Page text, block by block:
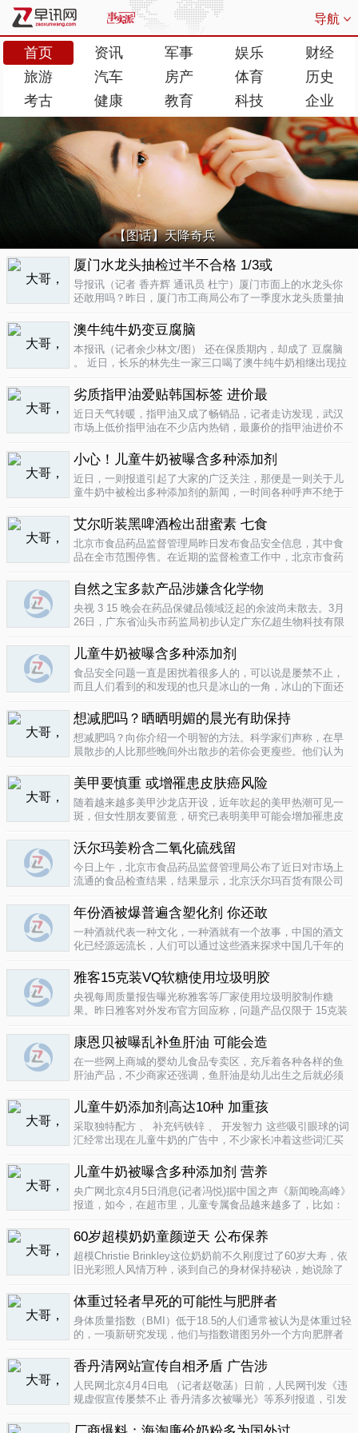
导航
首页 资讯 军事 娱乐
财经
旅游
汽车 房产 体育
历史
考古
健康 教育 科技 企业
【图话】天降奇兵
厦门水龙头抽检过半不合格 1/3或
导报讯（记者 香卉辉 通讯员 杜宁）厦门市面上的水龙头你
还敢用吗？昨日，厦门市工商局公布了一季度水龙头质量抽
批次不合格原因是会产生剧毒。不合格率53.3%涉及多个品
牌据介绍，厦门市工商局今..
澳牛纯牛奶变豆腐脑
本报讯（记者余少林文/图） 还在保质期内，却成了 豆腐脑
。 近日，长乐的林先生一家三口喝了澳牛纯牛奶相继出现拉
纯牛奶并 不纯 ，呈凝固状，像酸奶。昨日上午，林先生向长
乐工商局12315投..
劣质指甲油爱贴韩国标签 进价最
近日天气转暖，指甲油又成了畅销品，记者走访发现，武汉
市场上低价指甲油在不少店内热销，最廉价的指甲油进价不
渡桥夜市上，不少摊位都有五颜六色的指甲油摆卖。 韩国进
口指甲油只要9元，另一个韩国..
小心！儿童牛奶被曝含多种添加剂
近日，一则报道引起了大家的广泛关注，那便是一则关于儿
童牛奶中被检出多种添加剂的新闻，一时间各种呼声不绝于
慌。 每天一斤奶，强壮中国人 ，到底让儿童强壮起来的是牛
奶，还是添加剂？超市中的儿童牛..
艾尔听装黑啤酒检出甜蜜素 七食
北京市食品药品监督管理局昨日发布食品安全信息，其中食
品在全市范围停售。在近期的监督检查工作中，北京市食药
带集团北京蓝宝酒业有限公司生产的 艾尔 听装黑啤酒，检出
不得检出的甜蜜素。北京市..
自然之宝多款产品涉嫌含化学物
央视 3 15 晚会在药品保健品领域泛起的余波尚未散去。3月
26日，广东省汕头市药监局初步认定广东亿超生物科技有限
已涉嫌构成生产销售伪劣产品罪，决定将案件移送汕头市公
安局依法查处。亿..
儿童牛奶被曝含多种添加剂
食品安全问题一直是困扰着很多人的，可以说是屡禁不止，
而且人们看到的和发现的也只是冰山的一角，冰山的下面还
中国家向发达国家进展的过程中的必经之路吧，但是，人们
要为这种发展付出一定的代价，尤其..
想减肥吗？晒晒明媚的晨光有助保持
想减肥吗？向你介绍一个明智的方法。科学家们声称，在早
晨散步的人比那些晚间外出散步的若你会更瘦些。他们认为
国研究人员让54名男性和女性研究参与者在手腕上戴上监控
器，记录他们在一个星期内晒太阳..
美甲要慎重 或增罹患皮肤癌风险
随着越来越多美甲沙龙店开设，近年吹起的美甲热潮可见一
斑，但女性朋友要留意，研究已表明美甲可能会增加罹患皮
美甲很受欢迎是因为它可以防止指甲断裂。但专家表示，美
甲过程中用以硬化凝胶的光疗..
沃尔玛姜粉含二氧化硫残留
今日上午，北京市食品药品监督管理局公布了近日对市场上
流通的食品检查结果，结果显示，北京沃尔玛百货有限公司
款小食品甜蜜素超标。二氧化硫在我国禁止用于姜粉这类食
物，据市食药监局食品安全专家介绍..
年份酒被爆普遍含塑化剂 你还敢
一种酒就代表一种文化，一种酒就有一个故事，中国的酒文
化已经源远流长，人们可以通过这些酒来探求中国几千年的
有害又不能完全戒掉的原因，因为酒已经不只是一种可以喝
的饮品那么简单，就像茶一样有很厚..
雅客15克装VQ软糖使用垃圾明胶
央视每周质量报告曝光称雅客等厂家使用垃圾明胶制作糖
果。昨日雅客对外发布官方回应称，问题产品仅限于 15克装
生产该产品，并将嘉利达明胶原料全部封存。对已上市流通
产品，雅客表示已于3月15..
康恩贝被曝乱补鱼肝油 可能会造
在一些网上商城的婴幼儿食品专卖区，充斥着各种各样的鱼
肝油产品，不少商家还强调，鱼肝油是幼儿出生之后就必须
孩子服用鱼肝油。而实际上，以食品身份出现的鱼肝油是药
品，过量补充会对孩子产生伤害。在..
儿童牛奶添加剂高达10种 加重孩
采取独特配方 、 补充钙铁锌 、 开发智力 这些吸引眼球的词
汇经常出现在儿童牛奶的广告中，不少家长冲着这些词汇买
示，孩子应该尽量少喝。超市儿童牛奶添加剂高达10种昨
天，重庆晨报记者在杨家坪..
儿童牛奶被曝含多种添加剂 营养
央广网北京4月5日消息(记者冯悦)据中国之声《新闻晚高峰》
报道，如今，在超市里，儿童专属食品越来越多了，比如：
非常独特，因此，备受孩子们和家长的喜爱。然而，一些营
养专家指出，儿童牛奶比普通..
60岁超模奶奶童颜逆天 公布保养
超模Christie Brinkley这位奶奶前不久刚度过了60岁大寿，依
旧光彩照人风情万种，谈到自己的身材保持秘诀，她说除了
外，从12岁开始她就是个素食主义者，早餐吃燕麦粥加果
酱，午餐豆子..
体重过轻者早死的可能性与肥胖者
身体质量指数（BMI）低于18.5的人们通常被认为是体重过轻
的，一项新研究发现，他们与指数谱图另外一个方向肥胖者
（如果是粗略的）整体健康指标的可靠性。这个测量值反映
一个人的高度与重量的比..
香丹清网站宣传自相矛盾 广告涉
人民网北京4月4日电 （记者赵敬菡）日前，人民网刊发《违
规虚假宣传屡禁不止 香丹清多次被曝光》等系列报道，引发
官方销售网站存在备案信息不明、涉嫌违规发布广告、宣传